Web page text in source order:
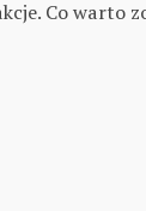
Co warto